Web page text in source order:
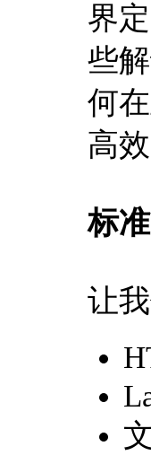
界
些
何
高
标
让